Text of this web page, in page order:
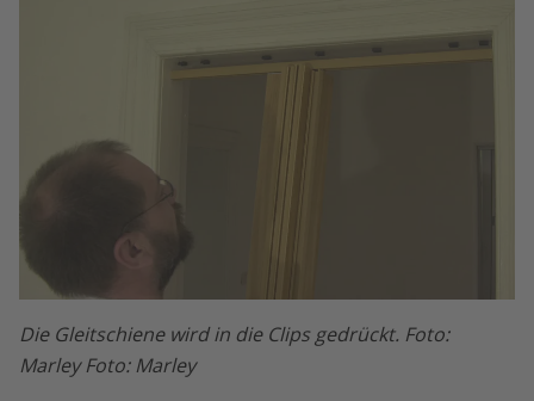
Die Gleitschiene wird in die Clips gedrückt. Foto:
Marley Foto: Marley